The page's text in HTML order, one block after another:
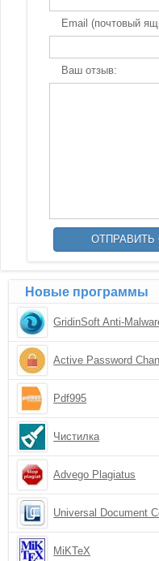
Email (почтовый
Ваш отзыв:
Новые программы
GridinSoft Anti-
Active Password
Pdf995
Чистилка
Advego Plagiatus
Universal Document
MiKTeX